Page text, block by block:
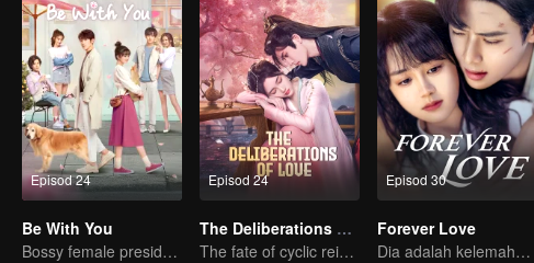
Episod 24
Be With You
Bossy female president flirts with arrogant childe.
Episod 24
The Deliberations of Love
The fate of cyclic reincarnation fell upon Qingqing
Episod 30
Forever Love
Dia adalah kelemahannya, namun juga pelindungnya